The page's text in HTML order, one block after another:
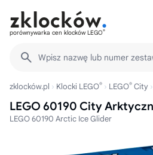
porównywarka cen klocków LEGO®
Wpisz nazwę lub numer
zklocków.pl Klocki LEGO® LEGO® City
LEGO 60190 City
LEGO 60190 Arctic Ice Glider